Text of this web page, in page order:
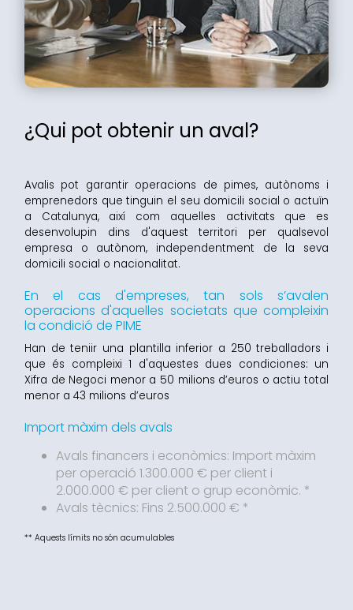
¿Qui pot obtenir un aval?
Avalis pot garantir operacions de pimes, autònoms i
emprenedors que tinguin el seu domicili social o actuïn
a Catalunya, així com aquelles activitats que es
desenvolupin dins d'aquest territori per qualsevol
empresa o autònom, independentment de la seva
domicili social o nacionalitat.
En el cas d'empreses, tan sols s’avalen
operacions d'aquelles societats que compleixin
la condició de PIME
Han de teniir una plantilla inferior a 250 treballadors i
que és compleixi 1 d'aquestes dues condiciones: un
Xifra de Negoci menor a 50 milions d’euros o actiu total
menor a 43 milions d’euros
Import màxim dels avals
Avals financers i econòmics: Import màxim
per operació 1.300.000 € per client i
2.000.000 € per client o grup econòmic. *
Avals tècnics: Fins 2.500.000 € *
** Aquests límits no són acumulables